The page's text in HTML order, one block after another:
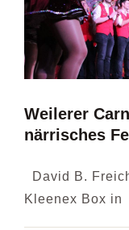
Weilerer
närrisches
David B.
Kleenex Box in